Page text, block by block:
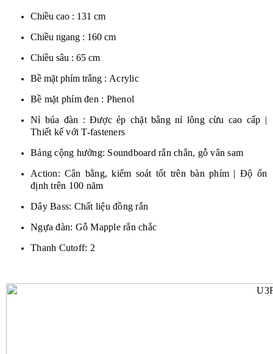
Chiều cao : 131 cm
Chiều ngang : 160 cm
Chiều sâu : 65 cm
Bề mặt phím trắng : Acrylic
Bề mặt phím đen : Phenol
Nỉ búa đàn : Được ép chặt bằng nỉ lông cừu cao cấp |
Thiết kế với T-fasteners
Bảng cộng hưởng: Soundboard rắn chắn, gỗ vân sam
Action: Cân bằng, kiểm soát tốt trên bàn phím | Độ ổn
định trên 100 năm
Dây Bass: Chất liệu đồng rắn
Ngựa đàn: Gỗ Mapple rắn chắc
Thanh Cutoff: 2